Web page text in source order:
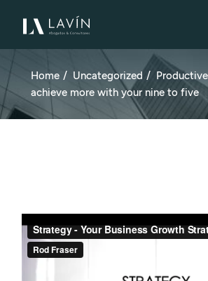
Home Uncategorized
achieve more with your nine to five